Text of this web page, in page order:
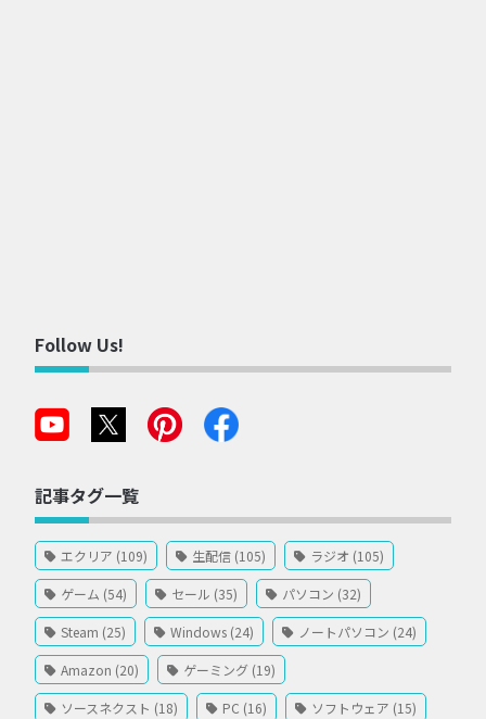
Follow Us!
記事タグ一覧
エクリア (109) 生配信 (105) ラジオ (105)
ゲーム (54) セール (35) パソコン (32)
Steam (25) Windows (24) ノートパソコン (24)
Amazon (20) ゲーミング (19)
ソースネクスト (18) PC (16) ソフトウェア (15)